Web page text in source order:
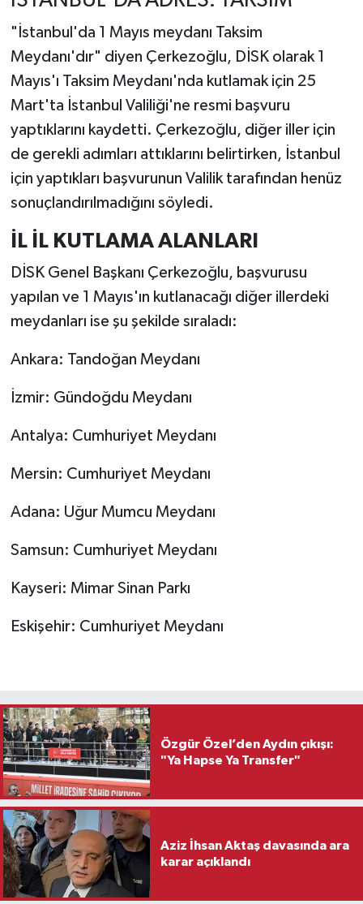
"İstanbul'da 1 Mayıs meydanı Taksim
Meydanı'dır" diyen Çerkezoğlu, DİSK olarak 1
Mayıs'ı Taksim Meydanı'nda kutlamak için 25
Mart'ta İstanbul Valiliği'ne resmi başvuru
yaptıklarını kaydetti. Çerkezoğlu, diğer iller için
de gerekli adımları attıklarını belirtirken, İstanbul
için yaptıkları başvurunun Valilik tarafından henüz
sonuçlandırılmadığını söyledi.
İL İL KUTLAMA ALANLARI
DİSK Genel Başkanı Çerkezoğlu, başvurusu
yapılan ve 1 Mayıs'ın kutlanacağı diğer illerdeki
meydanları ise şu şekilde sıraladı:
Ankara: Tandoğan Meydanı
İzmir: Gündoğdu Meydanı
Antalya: Cumhuriyet Meydanı
Mersin: Cumhuriyet Meydanı
Adana: Uğur Mumcu Meydanı
Samsun: Cumhuriyet Meydanı
Kayseri: Mimar Sinan Parkı
Eskişehir: Cumhuriyet Meydanı
Özgür Özel’den Aydın çıkışı:
"Ya Hapse Ya Transfer"
Aziz İhsan Aktaş davasında ara
karar açıklandı